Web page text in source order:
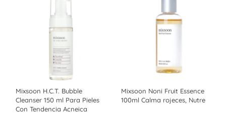
Mixsoon H.C.T. Bubble
Cleanser 150 ml Para Pieles
Con Tendencia Acneica
Mixsoon Noni Fruit Essence
100ml Calma rojeces, Nutre